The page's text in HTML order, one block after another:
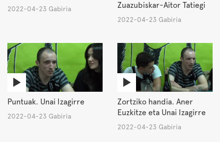
2022-04-23 Gabiria
Zuazubiskar-Aitor Tatiegi
2022-04-23 Gabiria
Puntuak. Unai Izagirre
2022-04-23 Gabiria
Zortziko handia. Aner
Euzkitze eta Unai Izagirre
2022-04-23 Gabiria